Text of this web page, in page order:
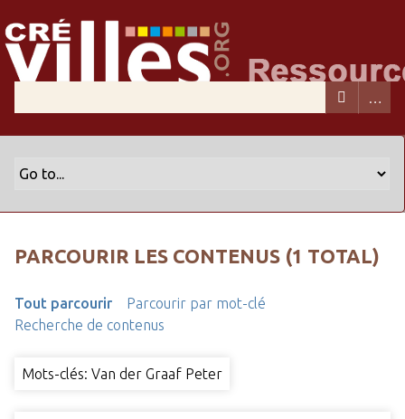
PARCOURIR LES CONTENUS (1 TOTAL)
Tout parcourir
Parcourir par mot-clé
Recherche de contenus
Mots-clés: Van der Graaf Peter